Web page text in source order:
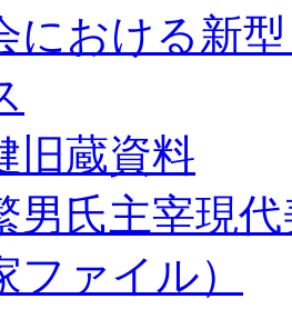
における新
旧蔵資料
男氏主宰現
ファイル）